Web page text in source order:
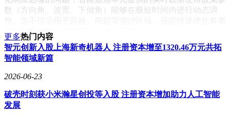
数（方向角、波宽、下倾角）能够在极短时间内进行动态调
质差场景，有效消除盲区、减少干扰。
智能追焦单元在解决“骨头站点”问题上同样表现出色。这些站
点往往因为准入难、上塔难、维护难而成为网络运维的痛点。
智能追焦单元能够分钟级精准定位天线偏移等故障，并远程自
恢复时间从数天乃至数周缩短至分钟级，显著提升了网络可靠
性和应急通信保障效率。
更多热门内容
智元创新入股上海新奇机器人 注册资本增至1320.46万元共拓
智能领域新篇
2026-06-23
破壳时刻获小米瀚星创投等入股 注册资本增加助力人工智能
发展